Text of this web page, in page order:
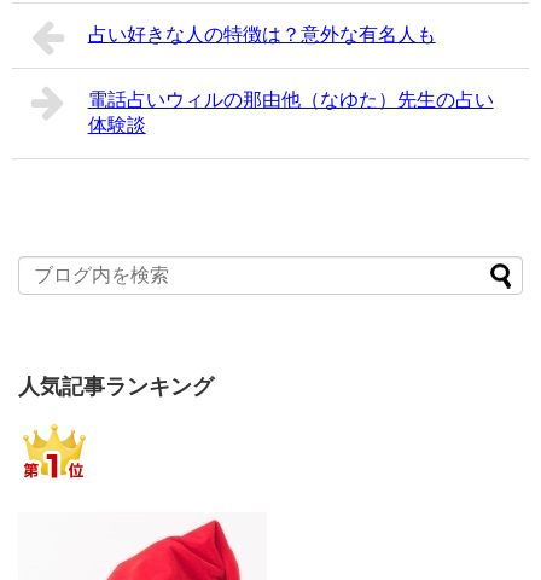
占い好きな人の特徴は？意外な有名人も
電話占いウィルの那由他（なゆた）先生の占い
体験談
人気記事ランキング